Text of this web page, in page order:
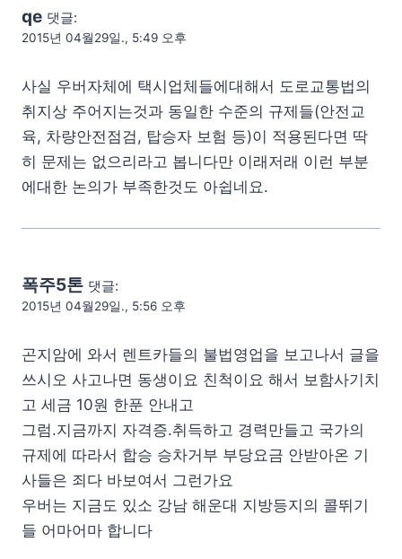
qe 댓글:
2015년 04월29일., 5:49 오후
사실 우버자체에 택시업체들에대해서 도로교통법의
취지상 주어지는것과 동일한 수준의 규제들(안전교
육, 차량안전점검, 탑승자 보험 등)이 적용된다면 딱
히 문제는 없으리라고 봅니다만 이래저래 이런 부분
에대한 논의가 부족한것도 아쉽네요.
폭주5톤 댓글:
2015년 04월29일., 5:56 오후
곤지암에 와서 렌트카들의 불법영업을 보고나서 글을
쓰시오 사고나면 동생이요 친척이요 해서 보함사기치
고 세금 10원 한푼 안내고
그럼.지금까지 자격증.취득하고 경력만들고 국가의
규제에 따라서 합승 승차거부 부당요금 안받아온 기
사들은 죄다 바보여서 그런가요
우버는 지금도 있소 강남 해운대 지방등지의 콜뛰기
들 어마어마 합니다